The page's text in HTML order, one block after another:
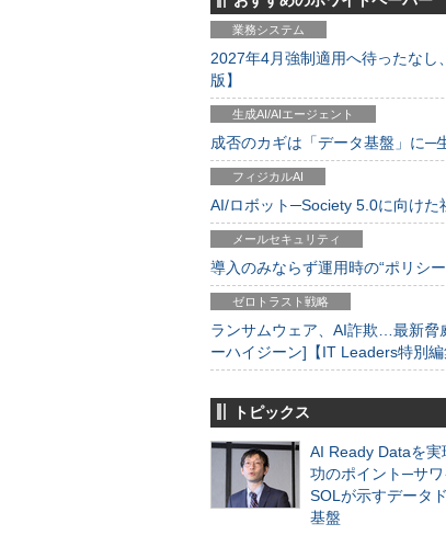
業務システム
2027年4月強制適用へ待ったな
版】
生成AI/AIエージェント
成否のカギは「データ基盤」に─
フィジカルAI
AI/ロボット─Society 5.0に向けた
メールセキュリティ
導入のみならず運用時の“ポリシ
ゼロトラスト戦略
ランサムウェア、AI詐欺…最新脅
ーハイジーン]【IT Leaders特別編
トピックス
AI Ready Dataを
功のポイント─サ
SOLが示すデータ
基盤